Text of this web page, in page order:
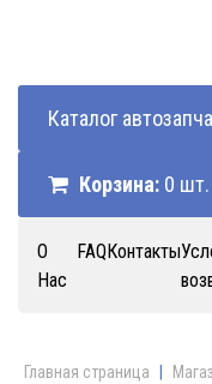
Каталог
Корзина: 0 шт.
О
Нас
FAQКонтакты
Главная страница